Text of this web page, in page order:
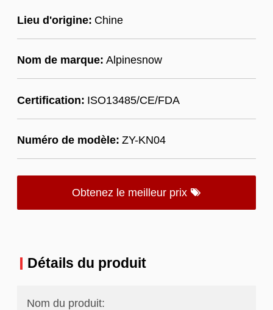
Lieu d'origine: Chine
Nom de marque: Alpinesnow
Certification: ISO13485/CE/FDA
Numéro de modèle: ZY-KN04
Obtenez le meilleur prix
Détails du produit
Nom du produit: